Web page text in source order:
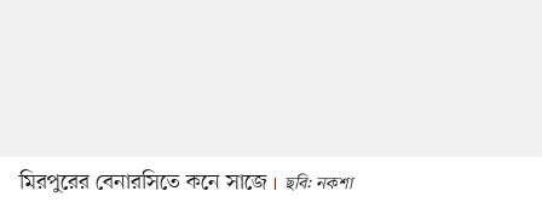
মিরপুরের বেনারসিতে কনে সাজে ছবি: নকশা